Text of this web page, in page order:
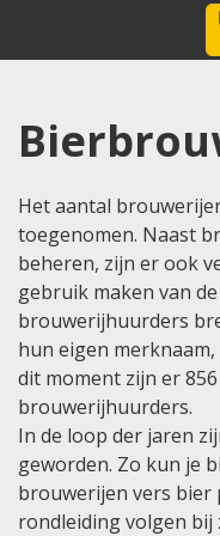
Het aantal
toegenomen. Naast
beheren, zijn er ook
gebruik maken van
brouwerijhuurders
hun eigen
dit moment zijn er
brouwerijhuurders.
In de loop der jaren
geworden. Zo kun je
brouwerijen vers bier
rondleiding volgen